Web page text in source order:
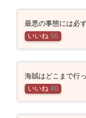
最悪の事態には必
いいね 56
海賊はどこまで行
いいね 46